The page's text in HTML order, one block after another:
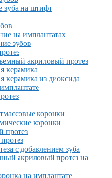
зуба на штифт
на имплантатах
зубов
акриловый протез
керамика
керамика из диоксида
коронки
коронки
протез
с добавлением зуба
акриловый протез на
на имплантате